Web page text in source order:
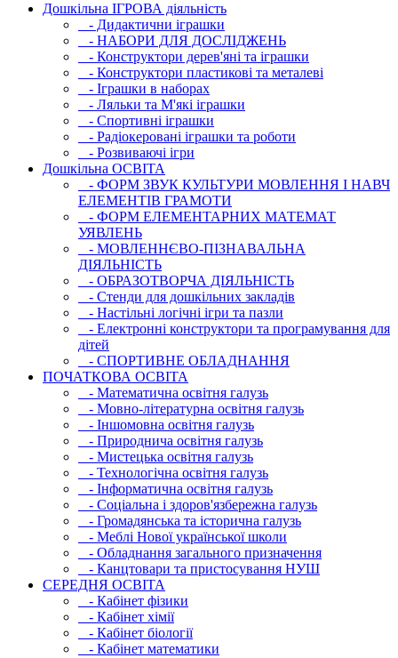
Дошкільна ІГРОВА діяльність
- Дидактични іграшки
- НАБОРИ ДЛЯ ДОСЛІДЖЕНЬ
- Конструктори дерев'яні та іграшки
- Конструктори пластикові та металеві
- Іграшки в наборах
- Ляльки та М'які іграшки
- Спортивні іграшки
- Радіокеровані іграшки та роботи
- Розвиваючі ігри
Дошкільна ОСВIТА
- ФОРМ ЗВУК КУЛЬТУРИ МОВЛЕННЯ І НАВЧ
ЕЛЕМЕНТІВ ГРАМОТИ
- ФОРМ ЕЛЕМЕНТАРНИХ МАТЕМАТ
УЯВЛЕНЬ
- МОВЛЕННЄВО-ПІЗНАВАЛЬНА
ДІЯЛЬНІСТЬ
- ОБРАЗОТВОРЧА ДІЯЛЬНІСТЬ
- Стенди для дошкільних закладів
- Настільні логічні ігри та пазли
- Електронні конструктори та програмування для
дітей
- СПОРТИВНЕ ОБЛАДНАННЯ
ПОЧАТКОВА ОСВIТА
- Математична освітня галузь
- Мовно-літературна освітня галузь
- Iншомовна освітня галузь
- Природнича освітня галузь
- Мистецька освітня галузь
- Технологічна освітня галузь
- Інфopматична освітня галузь
- Соціальна і здоров'язбережна галузь
- Громадянська та історична галузь
- Меблі Нової української школи
- Обладнання загального призначення
- Канцтовари та пристосування НУШ
СЕРЕДНЯ ОСВIТА
- Кабінет фізики
- Кабінет хімії
- Кабінет біології
- Кабінет математики